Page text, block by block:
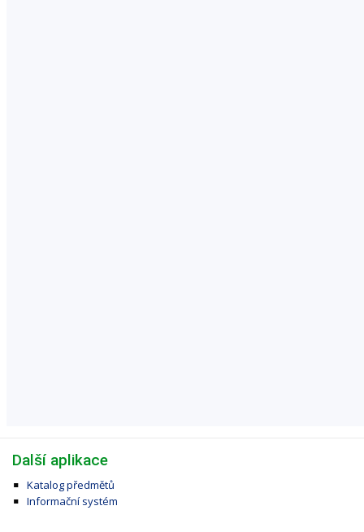
Další aplikace
Katalog předmětů
Informační systém